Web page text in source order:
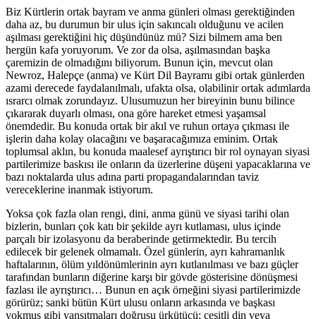
Biz Kürtlerin ortak bayram ve anma günleri olması gerektiğinden
daha az, bu durumun bir ulus için sakıncalı olduğunu ve acilen
aşılması gerektiğini hiç düşündünüz mü? Sizi bilmem ama ben
hergün kafa yoruyorum. Ve zor da olsa, aşılmasından başka
çaremizin de olmadığını biliyorum. Bunun için, mevcut olan
Newroz, Halepçe (anma) ve Kürt Dil Bayramı gibi ortak günlerden
azami derecede faydalanılmalı, ufakta olsa, olabilinir ortak adımlarda
ısrarcı olmak zorundayız. Ulusumuzun her bireyinin bunu bilince
çıkararak duyarlı olması, ona göre hareket etmesi yaşamsal
önemdedir. Bu konuda ortak bir akıl ve ruhun ortaya çıkması ile
işlerin daha kolay olacağını ve başaracağımıza eminim. Ortak
toplumsal aklın, bu konuda maalesef ayrıştırıcı bir rol oynayan siyasi
partilerimize baskısı ile onların da üzerlerine düşeni yapacaklarına ve
bazı noktalarda ulus adına parti propagandalarından taviz
vereceklerine inanmak istiyorum.
Yoksa çok fazla olan rengi, dini, anma günü ve siyasi tarihi olan
bizlerin, bunları çok katı bir şekilde ayrı kutlaması, ulus içinde
parçalı bir izolasyonu da beraberinde getirmektedir. Bu tercih
edilecek bir gelenek olmamalı. Özel günlerin, ayrı kahramanlık
haftalarının, ölüm yıldönümlerinin ayrı kutlanılması ve bazı güçler
tarafından bunların diğerine karşı bir gövde gösterisine dönüşmesi
fazlası ile ayrıştırıcı… Bunun en açık örneğini siyasi partilerimizde
görürüz; sanki bütün Kürt ulusu onların arkasında ve başkası
yokmuş gibi yansıtmaları doğrusu ürkütücü; çeşitli din veya